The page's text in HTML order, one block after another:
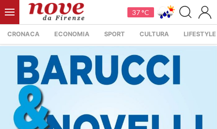
37 °C
CRONACA ECONOMIA SPORT CULTURA LIFESTYLE